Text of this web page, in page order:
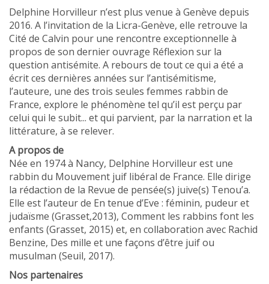
Delphine Horvilleur n’est plus venue à Genève depuis
2016. A l’invitation de la Licra-Genève, elle retrouve la
Cité de Calvin pour une rencontre exceptionnelle à
propos de son dernier ouvrage Réflexion sur la
question antisémite. A rebours de tout ce qui a été a
écrit ces dernières années sur l’antisémitisme,
l’auteure, une des trois seules femmes rabbin de
France, explore le phénomène tel qu’il est perçu par
celui qui le subit... et qui parvient, par la narration et la
littérature, à se relever.
A propos de
Née en 1974 à Nancy, Delphine Horvilleur est une
rabbin du Mouvement juif libéral de France. Elle dirige
la rédaction de la Revue de pensée(s) juive(s) Tenou’a.
Elle est l’auteur de En tenue d’Eve : féminin, pudeur et
judaïsme (Grasset,2013), Comment les rabbins font les
enfants (Grasset, 2015) et, en collaboration avec Rachid
Benzine, Des mille et une façons d’être juif ou
musulman (Seuil, 2017).
Nos partenaires